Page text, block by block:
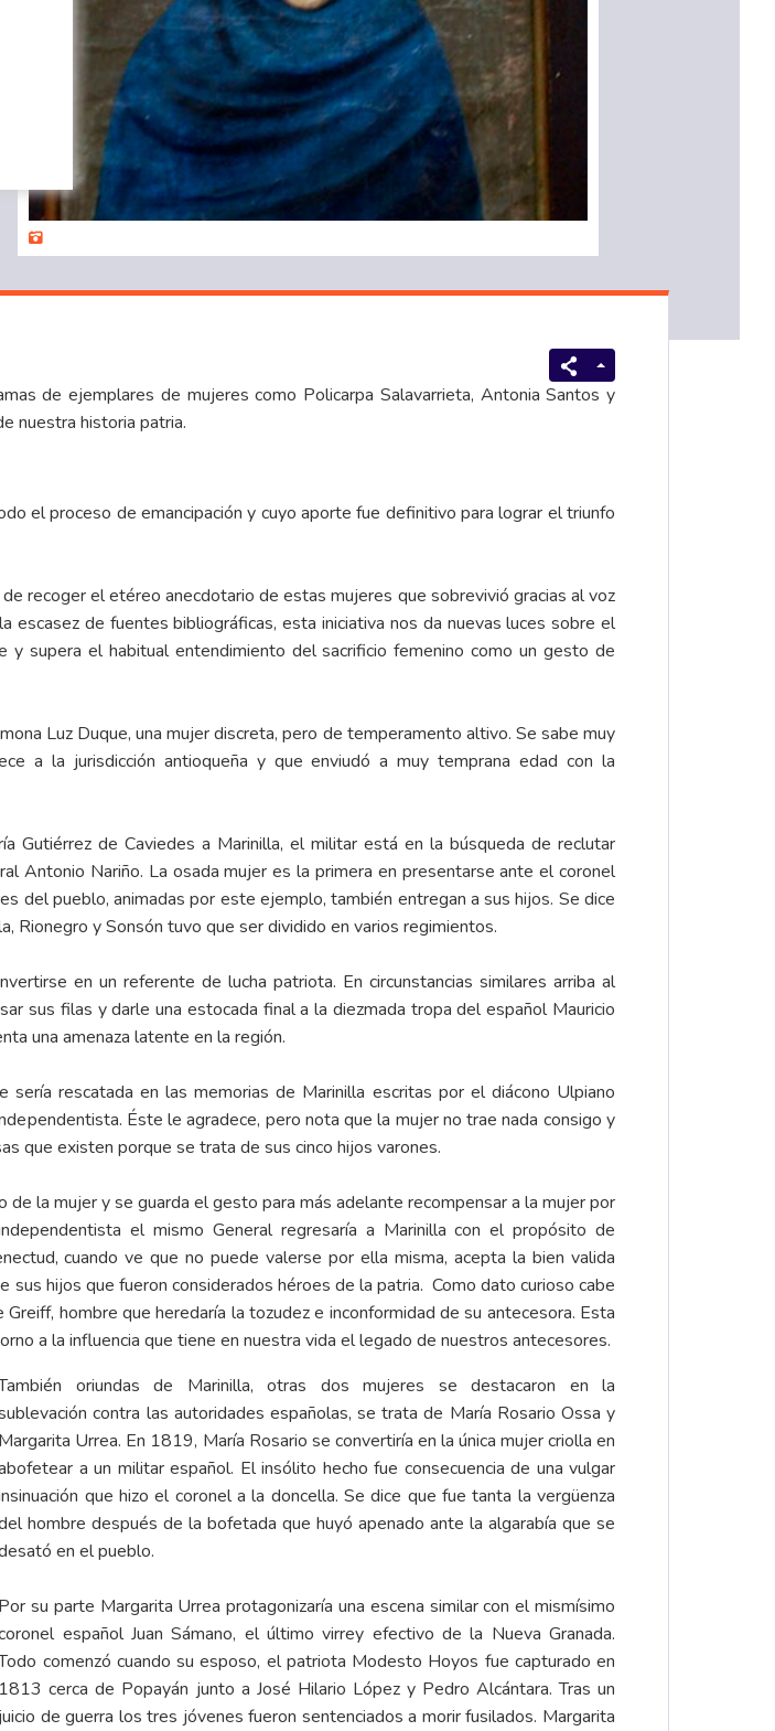
de ejemplares de mujeres como Policarpa Salavarrieta, Antonia Santos y
nuestra historia patria.
el proceso de emancipación y cuyo aporte fue definitivo para lograr el triunfo
recoger el etéreo anecdotario de estas mujeres que sobrevivió gracias al voz
de fuentes bibliográficas, esta iniciativa nos da nuevas luces sobre el
supera el habitual entendimiento del sacrificio femenino como un gesto de
Luz Duque, una mujer discreta, pero de temperamento altivo. Se sabe muy
a la jurisdicción antioqueña y que enviudó a muy temprana edad con la
Gutiérrez de Caviedes a Marinilla, el militar está en la búsqueda de reclutar
Antonio Nariño. La osada mujer es la primera en presentarse ante el coronel
del pueblo, animadas por este ejemplo, también entregan a sus hijos. Se dice
Rionegro y Sonsón tuvo que ser dividido en varios regimientos.
en un referente de lucha patriota. En circunstancias similares arriba al
sus filas y darle una estocada final a la diezmada tropa del español Mauricio
una amenaza latente en la región.
rescatada en las memorias de Marinilla escritas por el diácono Ulpiano
Éste le agradece, pero nota que la mujer no trae nada consigo y
que existen porque se trata de sus cinco hijos varones.
la mujer y se guarda el gesto para más adelante recompensar a la mujer por
el mismo General regresaría a Marinilla con el propósito de
cuando ve que no puede valerse por ella misma, acepta la bien valida
hijos que fueron considerados héroes de la patria. Como dato curioso cabe
hombre que heredaría la tozudez e inconformidad de su antecesora. Esta
a la influencia que tiene en nuestra vida el legado de nuestros antecesores.
oriundas de Marinilla, otras dos mujeres se destacaron en la
contra las autoridades españolas, se trata de María Rosario Ossa y
Margarita Urrea. En 1819, María Rosario se convertiría en la única mujer criolla en
a un militar español. El insólito hecho fue consecuencia de una vulgar
que hizo el coronel a la doncella. Se dice que fue tanta la vergüenza
hombre después de la bofetada que huyó apenado ante la algarabía que se
en el pueblo.
Por su parte Margarita Urrea protagonizaría una escena similar con el mismísimo
español Juan Sámano, el último virrey efectivo de la Nueva Granada.
comenzó cuando su esposo, el patriota Modesto Hoyos fue capturado en
1813 cerca de Popayán junto a José Hilario López y Pedro Alcántara. Tras un
juicio de guerra los tres jóvenes fueron sentenciados a morir fusilados. Margarita